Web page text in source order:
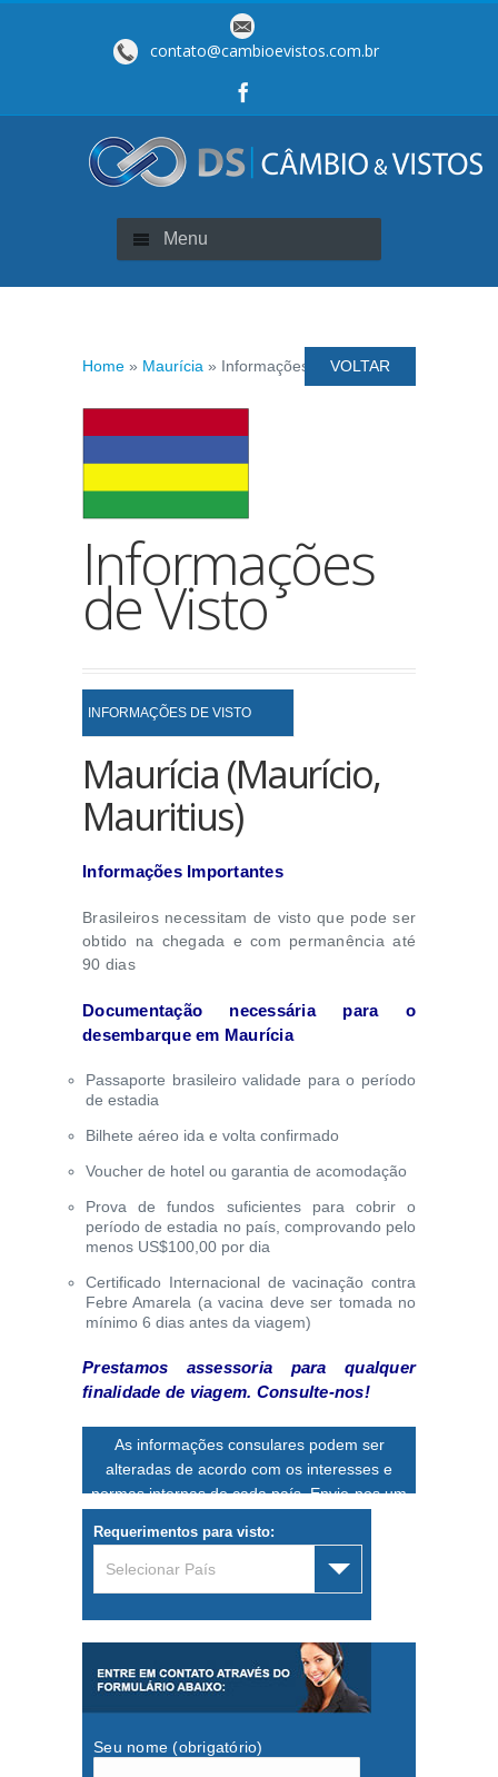
contato@cambioevistos.com.br
Menu
Home » Maurícia » Informações de Visto
VOLTAR
Informações
de Visto
INFORMAÇÕES DE VISTO
Maurícia (Maurício,
Mauritius)
Informações Importantes
Brasileiros necessitam de visto que pode ser
obtido na chegada e com permanência até
90 dias
Documentação necessária para o
desembarque em Maurícia
Passaporte brasileiro validade para o período
de estadia
Bilhete aéreo ida e volta confirmado
Voucher de hotel ou garantia de acomodação
Prova de fundos suficientes para cobrir o
período de estadia no país, comprovando pelo
menos US$100,00 por dia
Certificado Internacional de vacinação contra
Febre Amarela (a vacina deve ser tomada no
mínimo 6 dias antes da viagem)
Prestamos assessoria para qualquer
finalidade de viagem. Consulte-nos!
As informações consulares podem ser
alteradas de acordo com os interesses e
normas internas de cada país. Envie-nos um
Requerimentos para visto:
Selecionar País
Seu nome (obrigatório)